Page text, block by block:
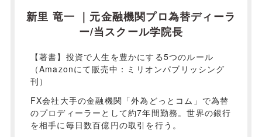
新里 竜一 ｜元金融機関プロ為替ディーラ
ー/当スクール学院長
【著書】投資で人生を豊かにする5つのルール
（Amazonにて販売中：ミリオンパブリッシング
刊）
FX会社大手の金融機関「外為どっとコム」で為替
のプロディーラーとして約7年間勤務。世界の銀行
を相手に毎日数百億円の取引を行う。